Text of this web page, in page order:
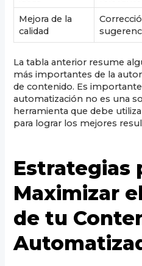
Mejora de la
calidad
La tabla anterior resume
más importantes de la
de contenido. Es
automatización no es una
herramienta que debe
para lograr los mejores
Estrategias
Maximizar
de tu